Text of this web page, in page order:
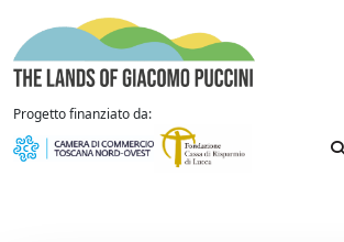
Skip to content
Progetto finanziato da: